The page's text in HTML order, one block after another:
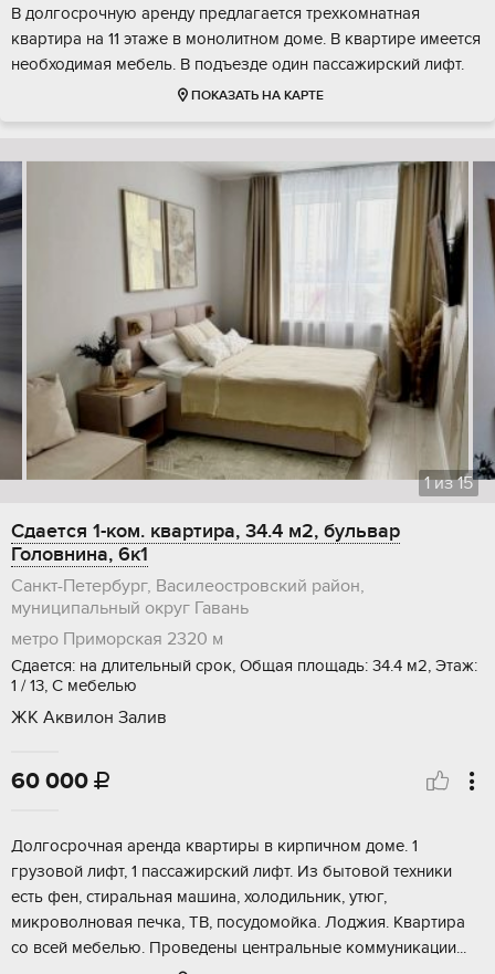
В долгосрочную аренду предлагается трехкомнатная
квартира на 11 этаже в монолитном доме. В квартире имеется
необходимая мебель. В подъезде один пассажирский лифт.
ПОКАЗАТЬ НА КАРТЕ
1из15
Сдается 1-ком. квартира, 34.4 м2, бульвар
Головнина, 6к1
Санкт-Петербург, Василеостровский район,
муниципальный округ Гавань
метро Приморская 2320 м
Сдается: на длительный срок, Общая площадь: 34.4 м2, Этаж:
1 / 13, С мебелью
ЖК Аквилон Залив
60 000 
Долгосрочная аренда квартиры в кирпичном доме. 1
грузовой лифт, 1 пассажирский лифт. Из бытовой техники
есть фен, стиральная машина, холодильник, утюг,
микроволновая печка, ТВ, посудомойка. Лоджия. Квартира
со всей мебелью. Проведены центральные коммуникации...